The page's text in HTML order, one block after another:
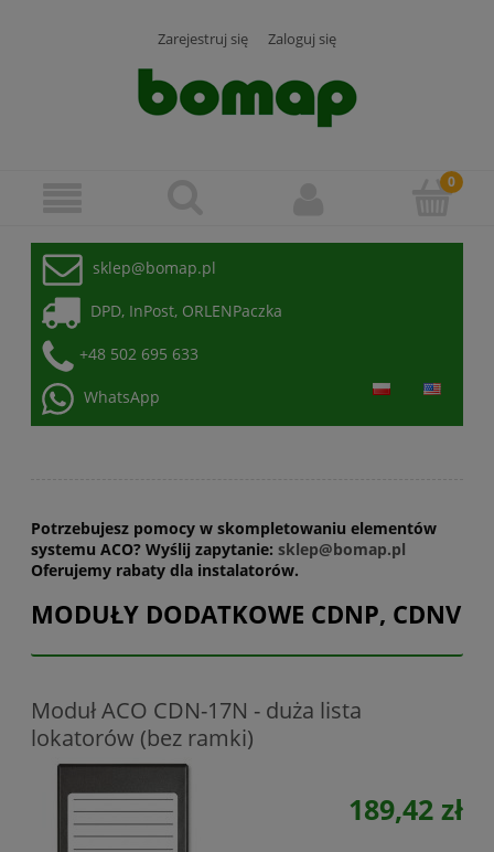
Zarejestruj się Zaloguj się
sklep@bomap.pl
DPD, InPost, ORLENPaczka
+48 502 695 633
WhatsApp
Potrzebujesz pomocy w skompletowaniu elementów
systemu ACO? Wyślij zapytanie: sklep@bomap.pl
Oferujemy rabaty dla instalatorów.
MODUŁY DODATKOWE CDNP, CDNV
Moduł ACO CDN-17N - duża lista
lokatorów (bez ramki)
189,42 zł